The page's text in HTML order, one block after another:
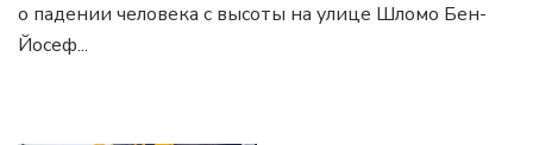
о падении человека с высоты на улице Шломо Бен-
Йосеф...